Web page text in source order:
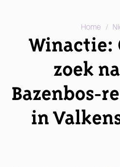
Home /
Winactie:
zoek
in